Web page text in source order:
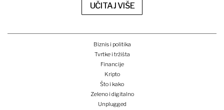
UČITAJ VIŠE
Biznis i politika
Tvrtke i tržišta
Financije
Kripto
Što i kako
Zeleno i digitalno
Unplugged